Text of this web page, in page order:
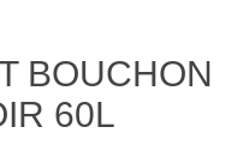
BOUCHON
60L